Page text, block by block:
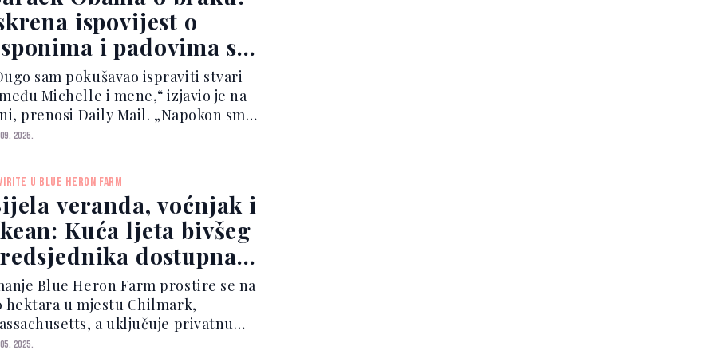
ispovijest o
i padovima s
sam pokušavao ispraviti stvari
Michelle i mene,“ izjavio je na
prenosi Daily Mail. „Napokon smo,
mi se, stigli na stabilno tlo.“
o njihovom razvodu kada se
sam pojav...
2025.
U BLUE HERON FARM
veranda, voćnjak i
Kuća ljeta bivšeg
dostupna
39 miliona dolara
Blue Heron Farm prostire se na
hektara u mjestu Chilmark,
a uključuje privatnu
teniske i košarkaške terene,
2025.